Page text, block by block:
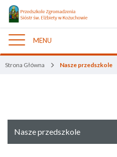
Nawigacja
MENU
Strona Główna Nasze przedszkole
Nasze przedszkole